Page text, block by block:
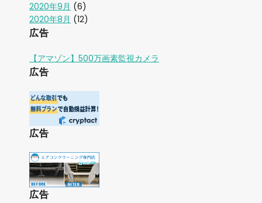
2020年9月 (6)
2020年8月 (12)
広告
【アマゾン】500万画素監視カメラ
広告
広告
広告